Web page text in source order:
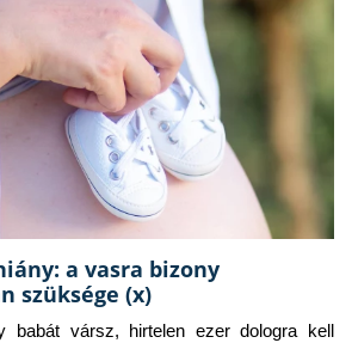
a vasra bizony
szüksége (x)
babát vársz, hirtelen ezer dologra kell